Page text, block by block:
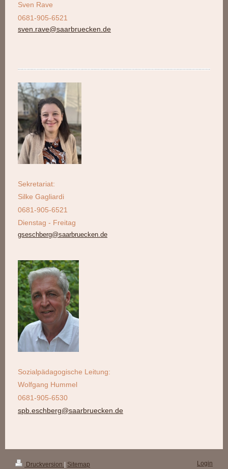
Sven Rave
0681-905-6521
sven.rave@saarbruecken.de
Sekretariat:
Silke Gagliardi
0681-905-6521
Dienstag - Freitag
gseschberg@saarbruecken.de
Sozialpädagogische Leitung:
Wolfgang Hummel
0681-905-6530
spb.eschberg@saarbruecken.de
Druckversion | Sitemap
Login